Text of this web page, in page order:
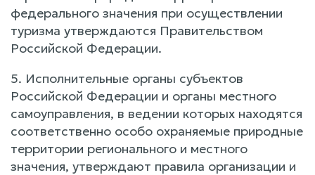
федерального значения при осуществлении
туризма утверждаются Правительством
Российской Федерации.
5. Исполнительные органы субъектов
Российской Федерации и органы местного
самоуправления, в ведении которых находятся
соответственно особо охраняемые природные
территории регионального и местного
значения, утверждают правила организации и